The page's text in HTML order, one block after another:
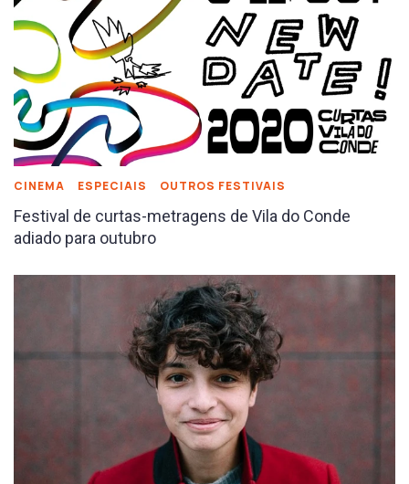
CINEMA ESPECIAIS OUTROS FESTIVAIS
Festival de curtas-metragens de Vila do Conde
adiado para outubro